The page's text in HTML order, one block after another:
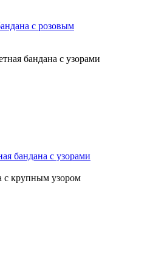
с розовым
бандана с узорами